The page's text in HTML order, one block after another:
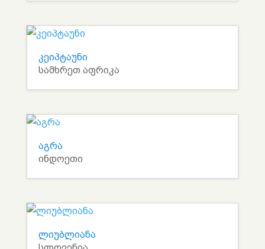
კეიპტაუნი
სამხრეთ აფრიკა
აგრა
ინდოეთი
ლიუბლიანა